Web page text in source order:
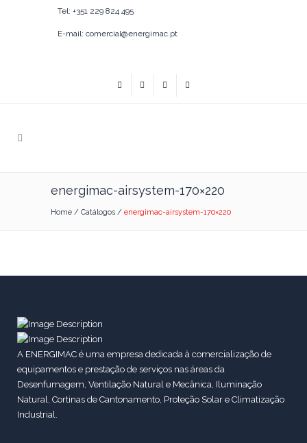
Tel: +351 229 824 495
E-mail: comercial@energimac.pt
energimac-airsystem-170×220
Home / Catálogos / energimac-airsystem-170×220
A ENERGIMAC é uma empresa dedicada à comercialização de
equipamentos e prestação de serviços nas áreas da
Desenfumagem, Ventilação Natural e Mecânica, Iluminação
Natural, Cortinas de Cantonamento, Proteção Solar e Climatização
Industrial.